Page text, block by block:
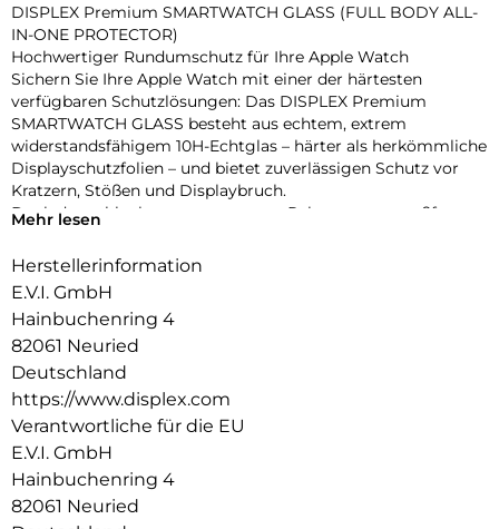
DISPLEX Premium SMARTWATCH GLASS (FULL BODY ALL-
IN-ONE PROTECTOR)
Hochwertiger Rundumschutz für Ihre Apple Watch
Sichern Sie Ihre Apple Watch mit einer der härtesten
verfügbaren Schutzlösungen: Das DISPLEX Premium
SMARTWATCH GLASS besteht aus echtem, extrem
widerstandsfähigem 10H-Echtglas – härter als herkömmliche
Displayschutzfolien – und bietet zuverlässigen Schutz vor
Kratzern, Stößen und Displaybruch.
Dank des schlanken, transparenten Rahmens aus stoßfestem
gesamte Gehäuse geschützt – ohne aufzutragen oder die
Dichtung sorgt für eine IP68-Zertifizierung, die die Uhr
effektiv vor Wasser und Staub schützt – ideal für sportliche
Aktivitäten, Outdoor-Einsätze und den täglichen Gebrauch.
Eine High-Tech-Anti-Fingerprint-Beschichtung reduziert
Fingerabdrücke und erleichtert die Reinigung, während die
reaktionsschnelle Touch- und Button-Bedienung vollständig
erhalten bleibt. Die Uhr lässt sich zudem komfortabel laden,
ohne den Schutz entfernen zu müssen. Dank Snap-On-
Technologie ist die Montage ebenso einfach wie die
Entfernung – ganz ohne Werkzeug.
Produktvorteile auf einen Blick:
Mehr lesen
Herstellerinformation
E.V.I. GmbH
Hainbuchenring 4
82061 Neuried
Deutschland
https://www.displex.com
Verantwortliche für die EU
E.V.I. GmbH
Hainbuchenring 4
82061 Neuried